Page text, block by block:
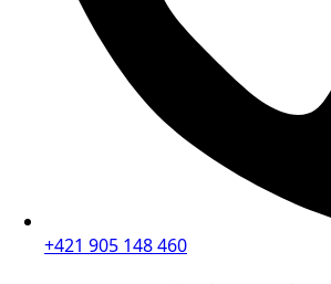
+421 905 148 460